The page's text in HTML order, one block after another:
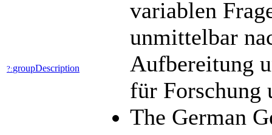
?:groupDescription
variablen
unmittelbar
Aufbereitung
für Forschung
The German